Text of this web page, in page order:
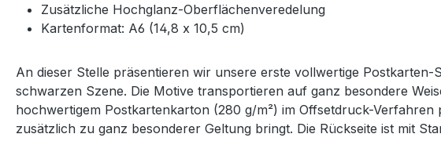
Zusätzliche Hochglanz-Oberflächenveredelung
Kartenformat: A6 (14,8 x 10,5 cm)
An dieser Stelle präsentieren wir unsere erste vollwertige
schwarzen Szene. Die Motive transportieren auf ganz besondere
hochwertigem Postkartenkarton (280 g/m²) im Offsetdruck-
zusätzlich zu ganz besonderer Geltung bringt. Die Rückseite ist mit